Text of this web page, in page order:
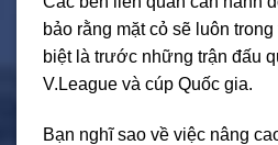
bảo rằng mặt cỏ sẽ luôn
biệt là trước những trận đấu
V.League và cúp Quốc gia.
Bạn nghĩ sao về việc nâng